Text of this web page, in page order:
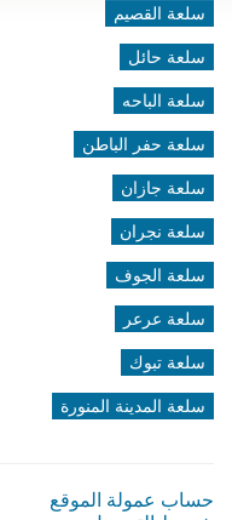
سلعة القصيم
سلعة حائل
سلعة الباحه
سلعة حفر الباطن
سلعة جازان
سلعة نجران
سلعة الجوف
سلعة عرعر
سلعة تبوك
سلعة المدينة المنورة
حساب عمولة الموقع